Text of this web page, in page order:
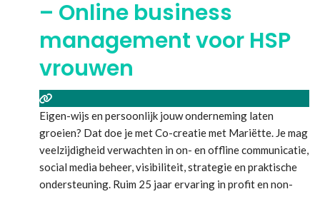
– Online business
management voor HSP
vrouwen
Eigen-wijs en persoonlijk jouw onderneming laten
groeien? Dat doe je met Co-creatie met Mariëtte. Je mag
veelzijdigheid verwachten in on- en offline communicatie,
social media beheer, visibiliteit, strategie en praktische
ondersteuning. Ruim 25 jaar ervaring in profit en non-